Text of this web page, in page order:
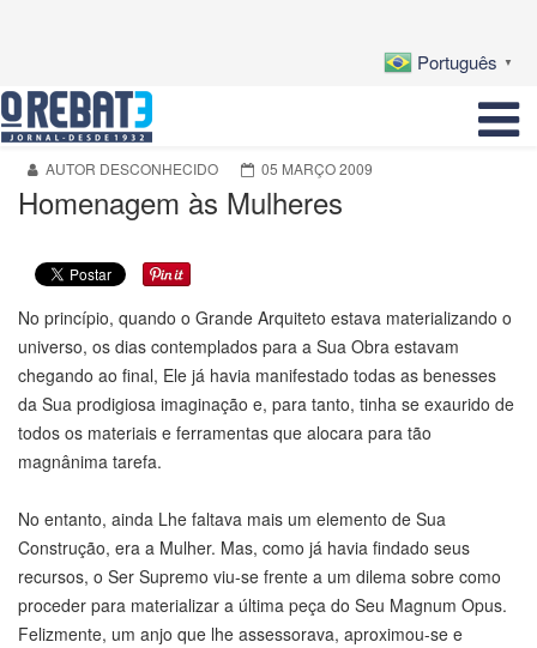
Português ▼
AUTOR DESCONHECIDO 05 MARÇO 2009
Homenagem às Mulheres
No princípio, quando o Grande Arquiteto estava materializando o
universo, os dias contemplados para a Sua Obra estavam
chegando ao final, Ele já havia manifestado todas as benesses
da Sua prodigiosa imaginação e, para tanto, tinha se exaurido de
todos os materiais e ferramentas que alocara para tão
magnânima tarefa.
No entanto, ainda Lhe faltava mais um elemento de Sua
Construção, era a Mulher. Mas, como já havia findado seus
recursos, o Ser Supremo viu-se frente a um dilema sobre como
proceder para materializar a última peça do Seu Magnum Opus.
Felizmente, um anjo que lhe assessorava, aproximou-se e